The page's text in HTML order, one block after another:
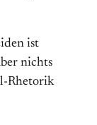
ist
nichts
Rhetorik